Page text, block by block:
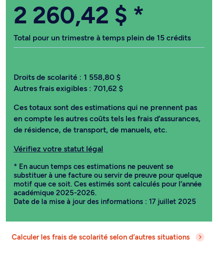
2 260,42 $ *
Total pour un trimestre à temps plein de 15 crédits
Droits de scolarité : 1 558,80 $
Autres frais exigibles : 701,62 $
Ces totaux sont des estimations qui ne prennent pas
en compte les autres coûts tels les frais d’assurances,
de résidence, de transport, de manuels, etc.
Vérifiez votre statut légal
* En aucun temps ces estimations ne peuvent se
substituer à une facture ou servir de preuve pour quelque
motif que ce soit. Ces estimés sont calculés pour l’année
académique 2025-2026.
Date de la mise à jour des informations : 17 juillet 2025
Calculer les frais de scolarité selon d’autres situations